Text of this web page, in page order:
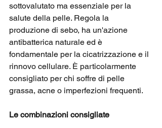
sottovalutato ma essenziale per la
salute della pelle. Regola la
produzione di sebo, ha un'azione
antibatterica naturale ed è
fondamentale per la cicatrizzazione e il
rinnovo cellulare. È particolarmente
consigliato per chi soffre di pelle
grassa, acne o imperfezioni frequenti.
Le combinazioni consigliate